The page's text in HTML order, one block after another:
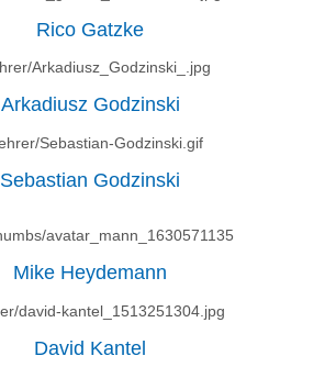
Rico Gatzke
Arkadiusz Godzinski
Sebastian Godzinski
Mike Heydemann
David Kantel